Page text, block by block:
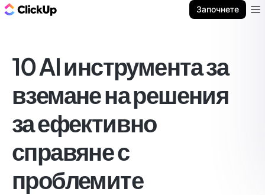
Започнете
10 AI инструмента за
вземане на решения
за ефективно
справяне с
проблемите